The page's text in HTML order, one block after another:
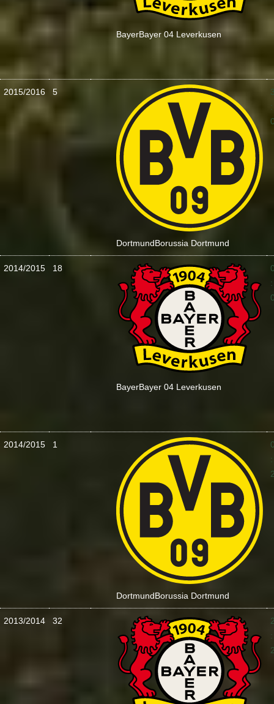
BayerBayer 04 Leverkusen
2015/2016 5
DortmundBorussia Dortmund
:
2014/2015 18
BayerBayer 04 Leverkusen
:
2014/2015 1
DortmundBorussia Dortmund
:
2013/2014 32
: